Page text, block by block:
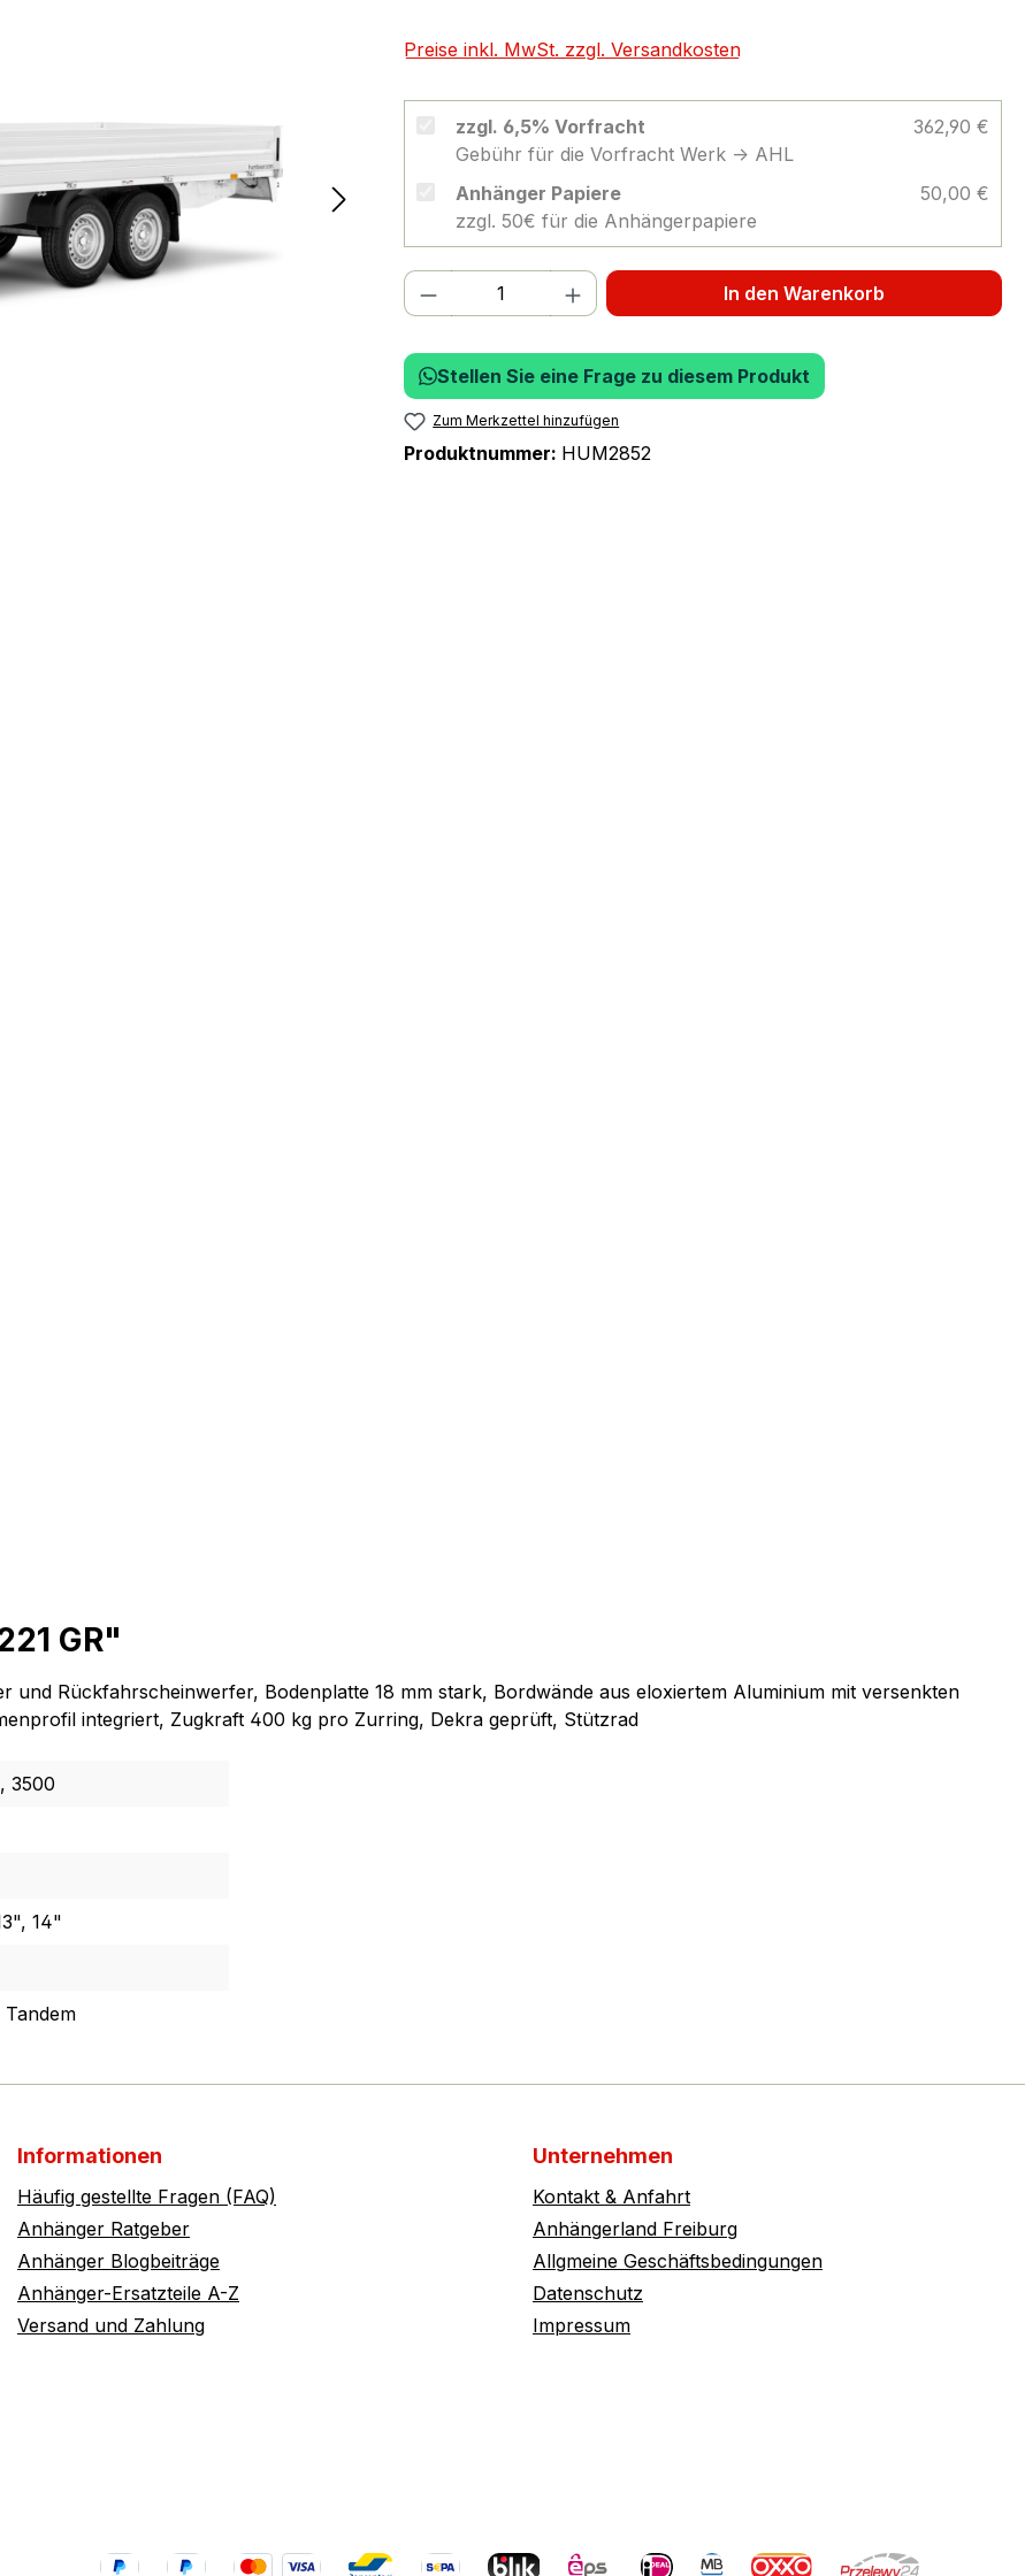
Preise inkl. MwSt. zzgl. Versandkosten
zzgl. 6,5% Vorfracht
Gebühr für die Vorfracht Werk -> AHL
362,90 €
Anhänger Papiere
zzgl. 50€ für die Anhängerpapiere
50,00 €
Produkt Anzahl: Gib den gewünschten Wert
In den Warenkorb
Stellen Sie eine Frage zu diesem Produkt
Zum Merkzettel hinzufügen
Produktnummer: HUM2852
GR"
und Rückfahrscheinwerfer, Bodenplatte 18 mm stark, Bordwände aus eloxiertem Aluminium mit versenkten
integriert, Zugkraft 400 kg pro Zurring, Dekra geprüft, Stützrad
3500
14"
Informationen
Häufig gestellte Fragen (FAQ)
Anhänger Ratgeber
Anhänger Blogbeiträge
Anhänger-Ersatzteile A-Z
Versand und Zahlung
Unternehmen
Kontakt & Anfahrt
Anhängerland Freiburg
Allgmeine Geschäftsbedingungen
Datenschutz
Impressum